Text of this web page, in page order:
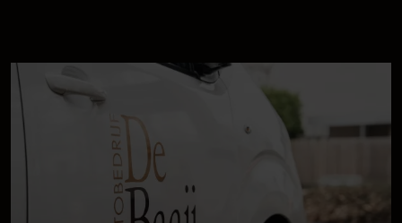
9,1
klanten vertellen
Plan uw onderhoud